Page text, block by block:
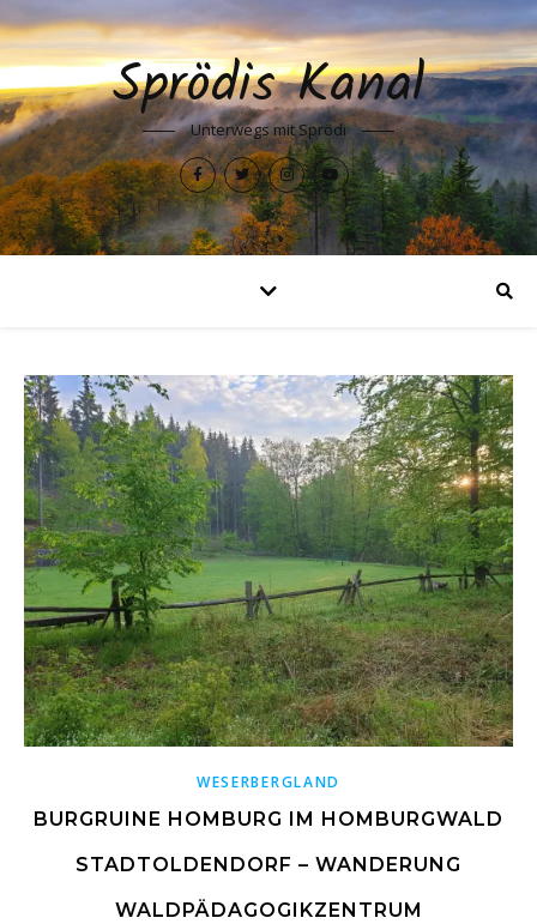
Sprödis Kanal
Unterwegs mit Sprödi
WESERBERGLAND
BURGRUINE HOMBURG IM HOMBURGWALD
STADTOLDENDORF – WANDERUNG
WALDPÄDAGOGIKZENTRUM